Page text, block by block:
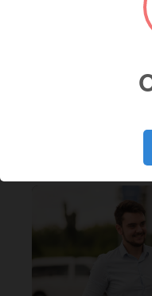
Servicio de
Agenda tu cita de
expertos. Fácil,